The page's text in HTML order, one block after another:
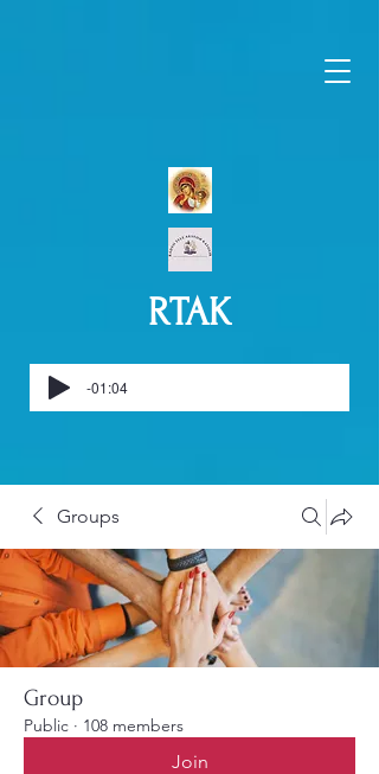
RTAK
-01:04
Groups
Group
Public · 108 members
Join